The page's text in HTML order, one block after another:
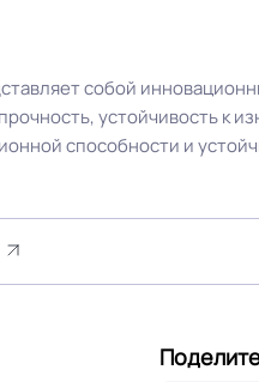
собой
устойчивость к
способности и